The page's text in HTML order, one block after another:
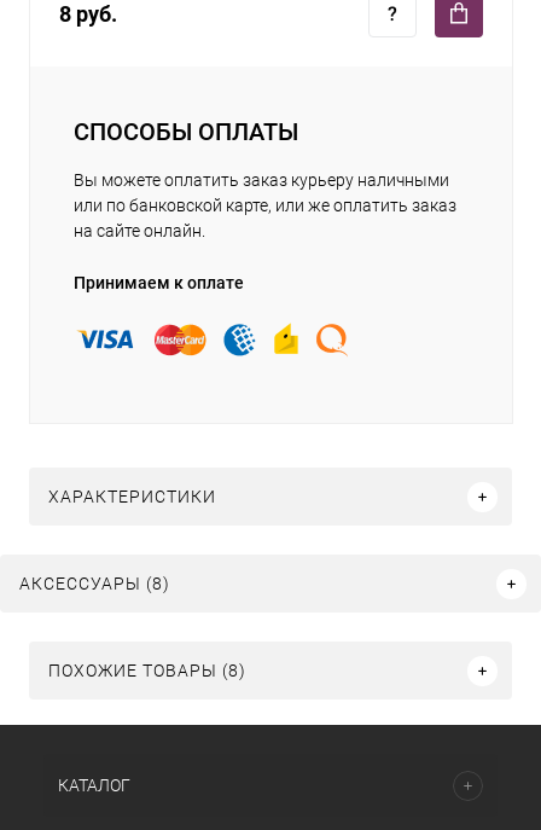
8 руб.
СПОСОБЫ ОПЛАТЫ
Вы можете оплатить заказ курьеру наличными
или по банковской карте, или же оплатить заказ
на сайте онлайн.
Принимаем к оплате
ХАРАКТЕРИСТИКИ
АКСЕССУАРЫ (8)
ПОХОЖИЕ ТОВАРЫ (8)
КАТАЛОГ